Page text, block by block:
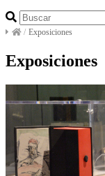
/ Exposiciones
Exposiciones